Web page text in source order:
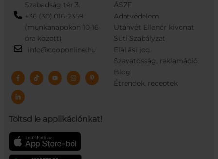
Szabadság tér 3.
+36 (30) 016-2359
(munkanapokon 10-16
óra között)
info@cooponline.hu
Töltsd le applikációnkat!
ÁSZF
Adatvédelem
Utánvét Ellenőr kivonat
Süti Szabályzat
Elállási jog
Szavatosság, reklamáció
Blog
Étrendek, receptek